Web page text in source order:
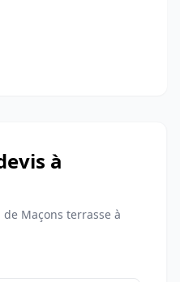
à
Maçons terrasse à